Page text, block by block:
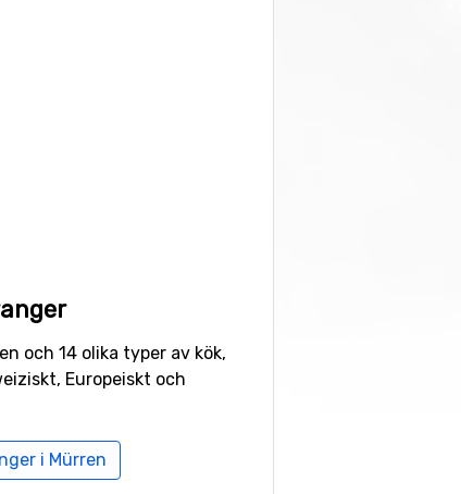
och 14 olika typer av kök,
Europeiskt och
i Mürren